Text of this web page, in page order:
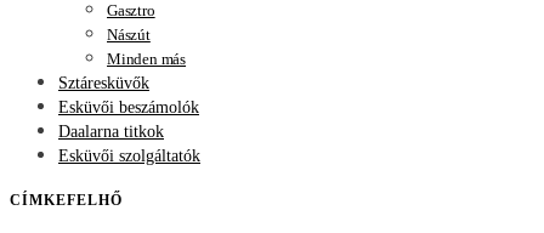
Gasztro
Nászút
Minden más
Sztáresküvők
Esküvői beszámolók
Daalarna titkok
Esküvői szolgáltatók
CÍMKEFELHŐ